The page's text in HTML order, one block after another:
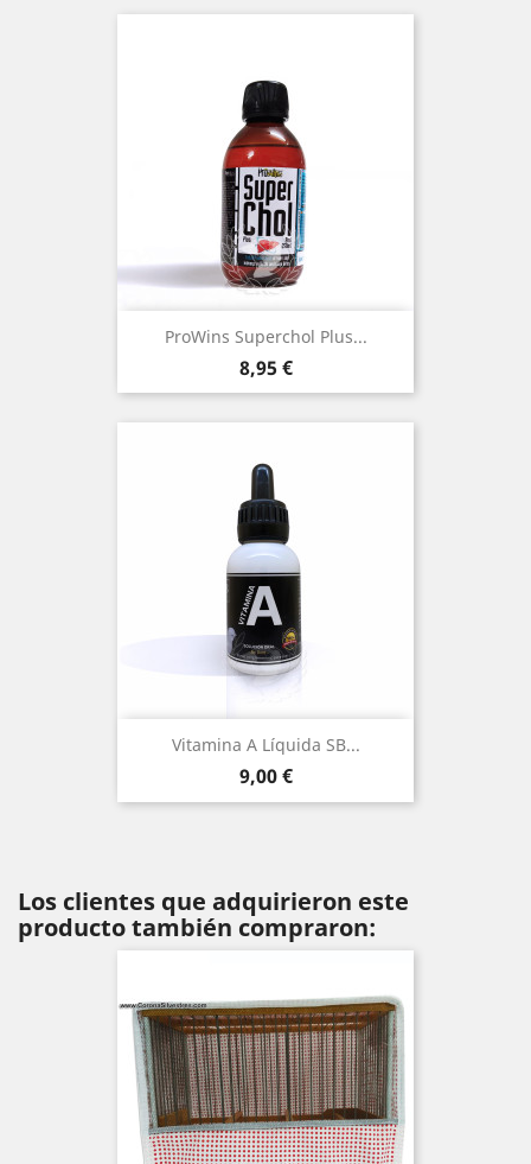
ProWins Superchol Plus...
Precio
8,95 €
Vitamina A Líquida SB...
Precio
9,00 €
Los clientes que adquirieron este
producto también compraron: